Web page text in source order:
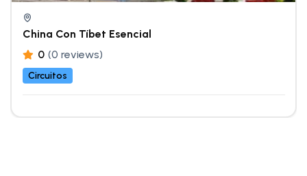
China Con Tíbet Esencial
0 (0 reviews)
Circuitos